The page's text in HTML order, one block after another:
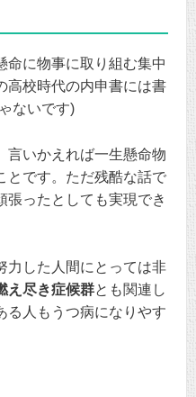
命に物事に取り組む集中
高校時代の内申書には書
ないです)
言いかえれば一生懸命物
とです。ただ残酷な話で
張ったとしても実現でき
力した人間にとっては非
え尽き症候群とも関連し
る人もうつ病になりやす